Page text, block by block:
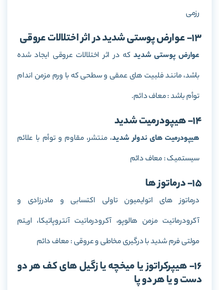
رزمی
13- عوارض پوستی شدید در اثر اختلالات عروقی
عوارض پوستی شدیدکه در اثر اختلالات عروقی ایجاد شده
باشد، مانند فلبیت های عمقی و سطحی که با ورم مزمن اندام
توأم باشد : معاف دائم.
14- هیپودرمیت شدید
هیپودرمیت های ندولر شدید، منتشر، مقاوم و توأم با علائم
سیستمیک : معاف دائم
15- درماتوز ها
درماتوز های اتوایمیون تاولی اکتسابی و مادرزادی و
آکرودرماتیت مزمن هالوپو، آکرودرماتیت آنتروپاتیکا، اریتم
مولتی فرم شدید با درگیری مخاطی و عروقی : معاف دائم
16- هیپرکراتوز یا میخچه یا زگیل های کف هر دو
دست و یا هر دو پا